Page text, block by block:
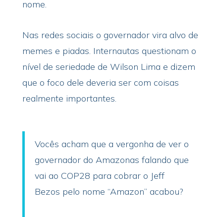
nome.
Nas redes sociais o governador vira alvo de
memes e piadas. Internautas questionam o
nível de seriedade de Wilson Lima e dizem
que o foco dele deveria ser com coisas
realmente importantes.
Vocês acham que a vergonha de ver o
governador do Amazonas falando que
vai ao COP28 para cobrar o Jeff
Bezos pelo nome “Amazon” acabou?